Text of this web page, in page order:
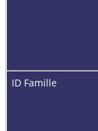
ID Famille